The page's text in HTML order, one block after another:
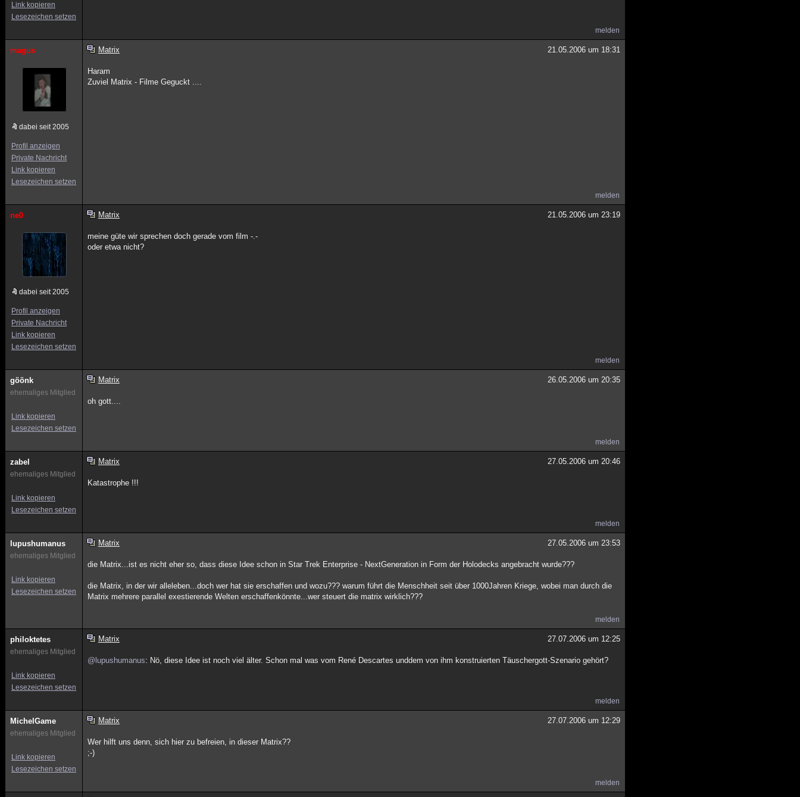
Link kopieren
Lesezeichen setzen
melden
magus
dabei seit 2005
Profil anzeigen
Private Nachricht
Link kopieren
Lesezeichen setzen
Matrix 21.05.2006 um 18:31
Haram
Zuviel Matrix - Filme Geguckt ....
melden
ne0
dabei seit 2005
Profil anzeigen
Private Nachricht
Link kopieren
Lesezeichen setzen
Matrix 21.05.2006 um 23:19
meine güte wir sprechen doch gerade vom film -.-
oder etwa nicht?
melden
göönk
ehemaliges Mitglied
Link kopieren
Lesezeichen setzen
Matrix 26.05.2006 um 20:35
oh gott....
melden
zabel
ehemaliges Mitglied
Link kopieren
Lesezeichen setzen
Matrix 27.05.2006 um 20:46
Katastrophe !!!
melden
lupushumanus
ehemaliges Mitglied
Link kopieren
Lesezeichen setzen
Matrix 27.05.2006 um 23:53
die Matrix...ist es nicht eher so, dass diese Idee schon in Star Trek Enterprise - NextGeneration in Form der Holodecks angebracht wurde???
die Matrix, in der wir alleleben...doch wer hat sie erschaffen und wozu??? warum führt die Menschheit seit über 1000Jahren Kriege, wobei man durch die
Matrix mehrere parallel exestierende Welten erschaffenkönnte...wer steuert die matrix wirklich???
melden
philoktetes
ehemaliges Mitglied
Link kopieren
Lesezeichen setzen
Matrix 27.07.2006 um 12:25
@lupushumanus: Nö, diese Idee ist noch viel älter. Schon mal was vom René Descartes unddem von ihm konstruierten Täuschergott-Szenario gehört?
melden
MichelGame
ehemaliges Mitglied
Link kopieren
Lesezeichen setzen
Matrix 27.07.2006 um 12:29
Wer hilft uns denn, sich hier zu befreien, in dieser Matrix??
;-)
melden